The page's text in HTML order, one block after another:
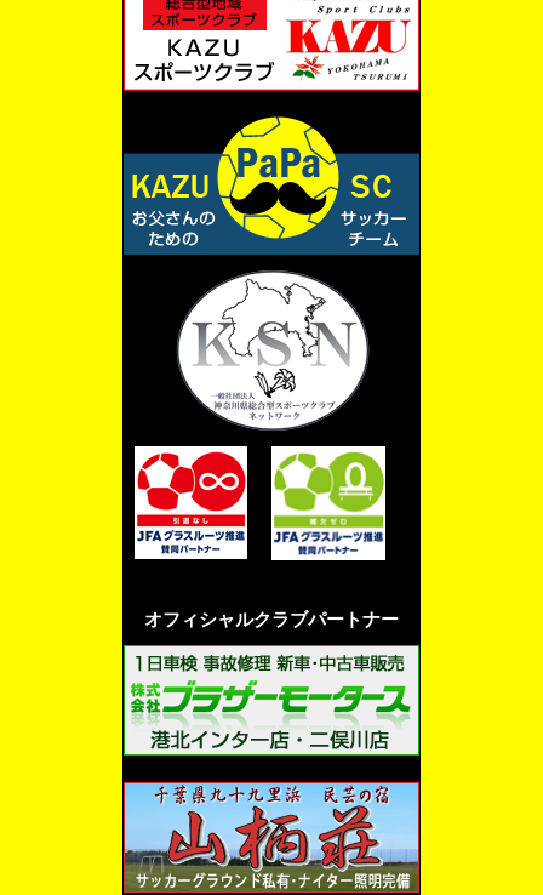
オフィシャルクラブパートナー